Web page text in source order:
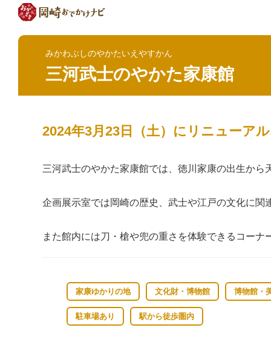
みかわぶしのやかたいえやすかん
三河武士のやかた家康館
2024年3月23日（土）にリニューア
三河武士のやかた家康館では、徳川家康の出生か
企画展示室では岡崎の歴史、武士や江戸の文化に関
また館内には刀・槍や兜の重さを体験できるコーナ
家康ゆかりの地 文化財・博物館 博物館・
駐車場あり 駅から徒歩圏内